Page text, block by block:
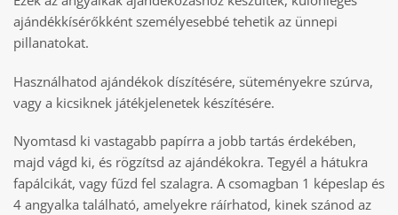
ajándékkísérőkként személyesebbé tehetik az ünnepi
pillanatokat.
Használhatod ajándékok díszítésére, süteményekre szúrva,
vagy a kicsiknek játékjelenetek készítésére.
Nyomtasd ki vastagabb papírra a jobb tartás érdekében,
majd vágd ki, és rögzítsd az ajándékokra. Tegyél a hátukra
fapálcikát, vagy fűzd fel szalagra. A csomagban 1 képeslap és
4 angyalka található, amelyekre ráírhatod, kinek szánod az